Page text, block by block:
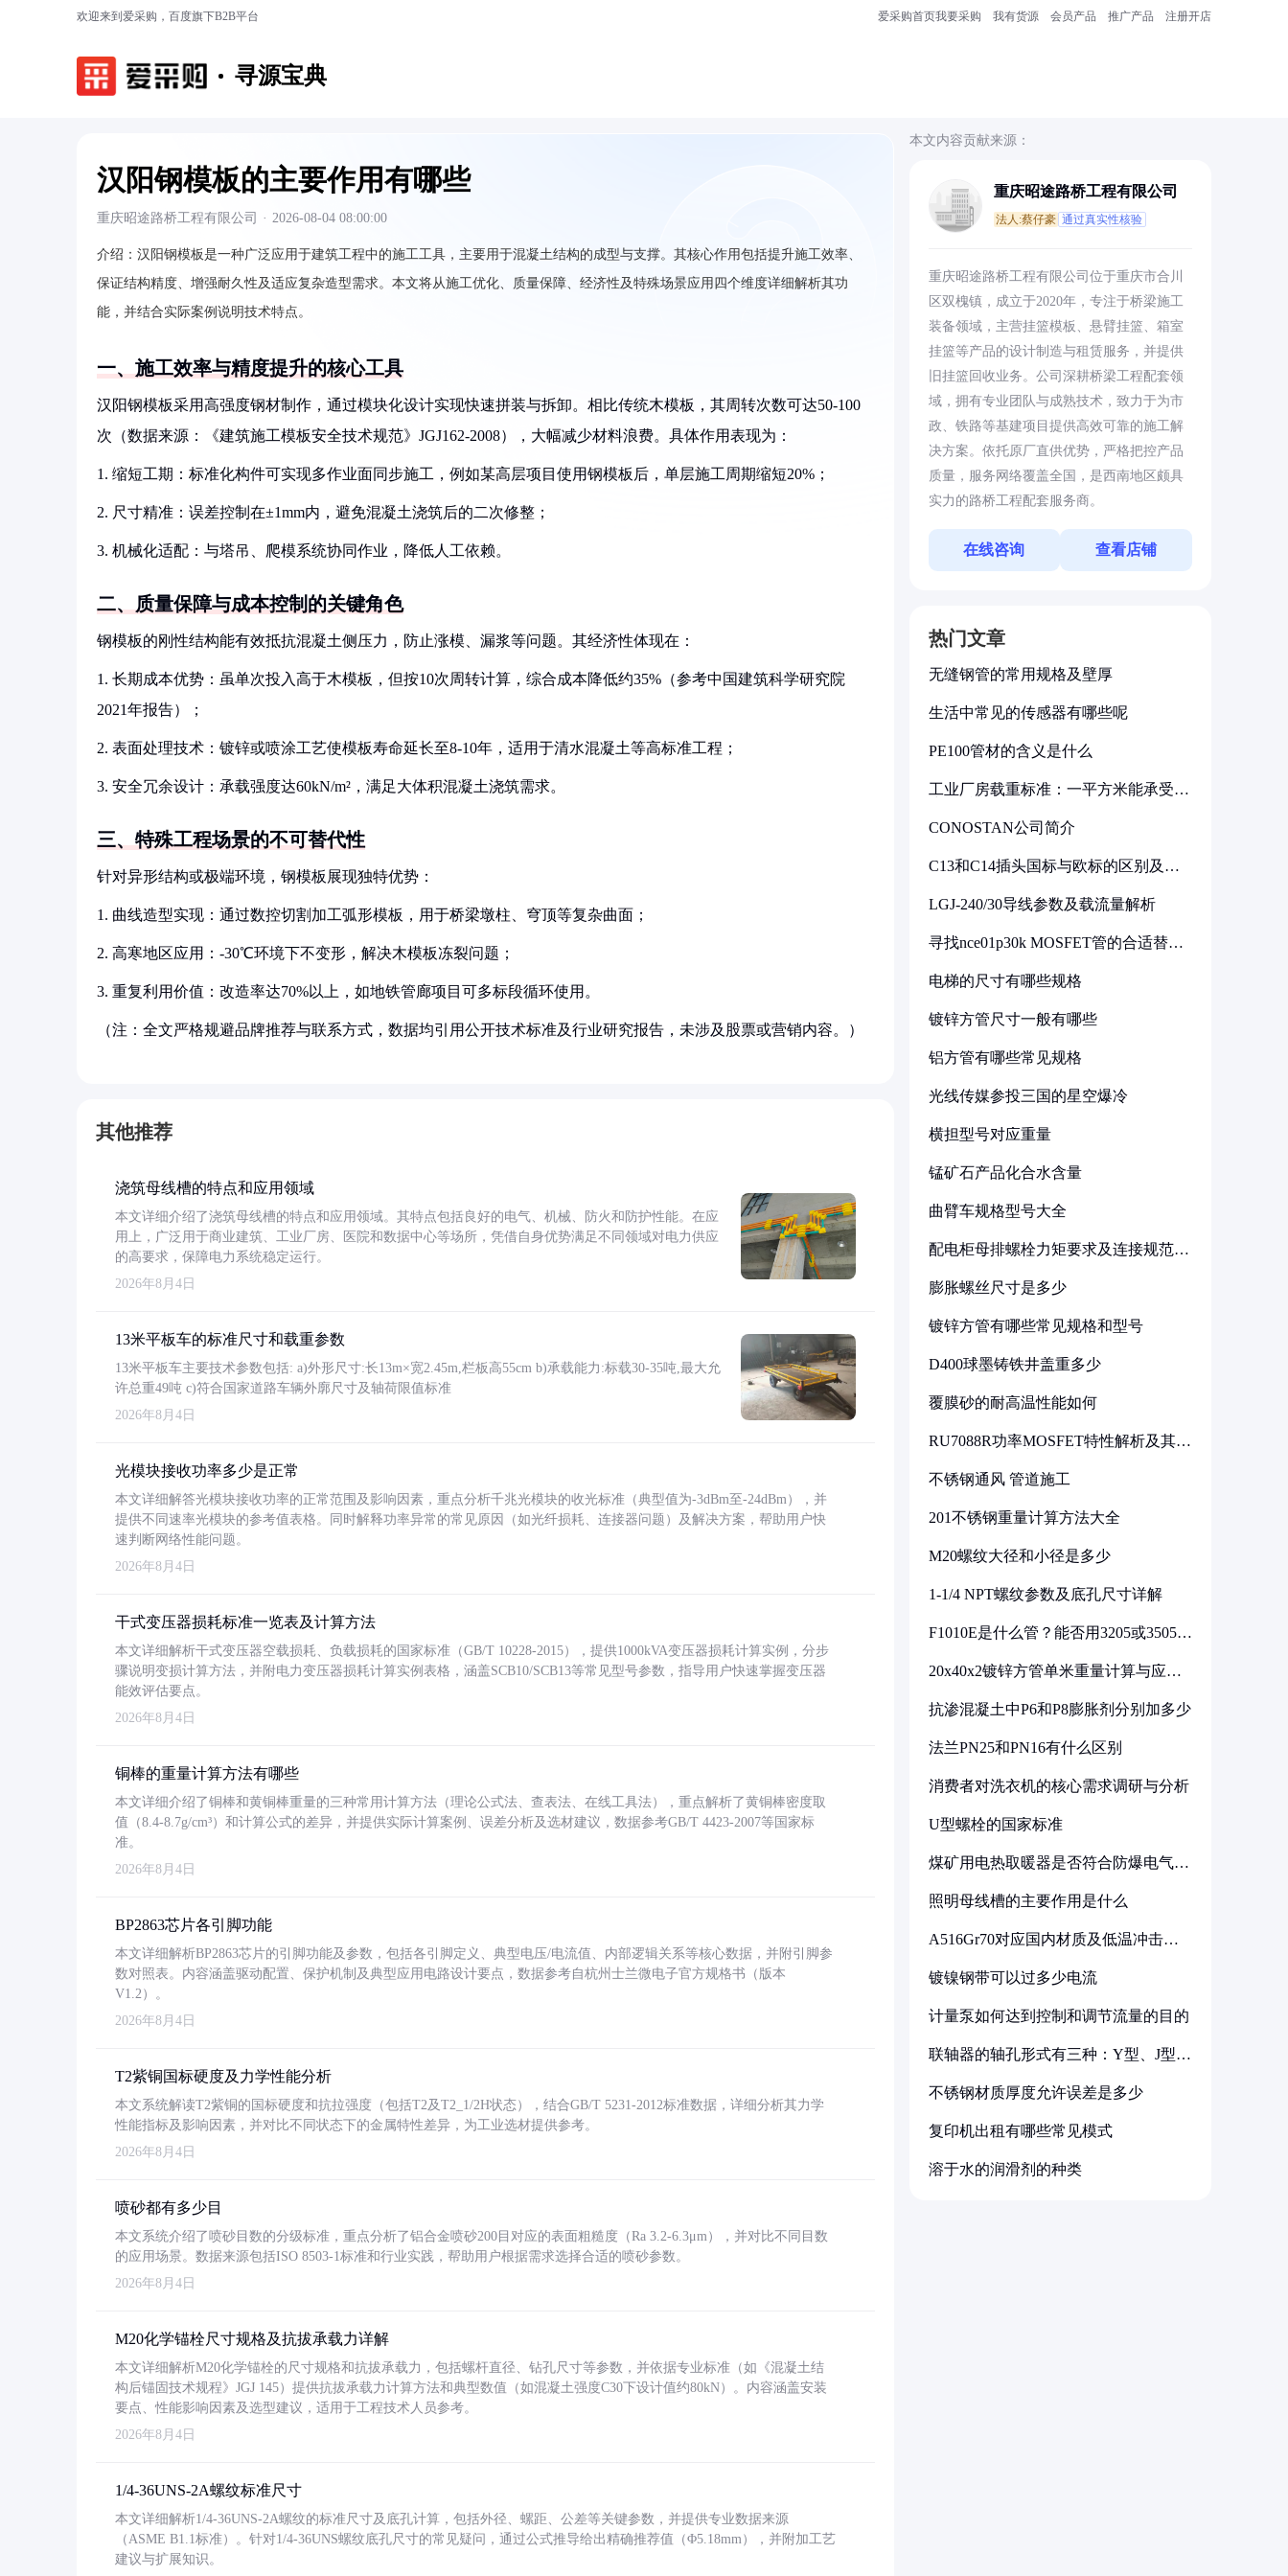
欢迎来到爱采购，百度旗下B2B平台 爱采购首页我要采购 我有货源 会员产品 推广产品 注册开店
寻源宝典
汉阳钢模板的主要作用有哪些
重庆昭途路桥工程有限公司 · 2026-08-04 08:00:00
介绍： 汉阳钢模板是一种广泛应用于建筑工程中的施工工具，主要用于混凝土结构的成型与支撑。其核心作用包括提升施工效率、
保证结构精度、增强耐久性及适应复杂造型需求。本文将从施工优化、质量保障、经济性及特殊场景应用四个维度详细解析其功
能，并结合实际案例说明技术特点。
一、施工效率与精度提升的核心工具
汉阳钢模板采用高强度钢材制作，通过模块化设计实现快速拼装与拆卸。相比传统木模板，其周转次数可达50-100
次（数据来源：《建筑施工模板安全技术规范》JGJ162-2008），大幅减少材料浪费。具体作用表现为：
1. 缩短工期：标准化构件可实现多作业面同步施工，例如某高层项目使用钢模板后，单层施工周期缩短20%；
2. 尺寸精准：误差控制在±1mm内，避免混凝土浇筑后的二次修整；
3. 机械化适配：与塔吊、爬模系统协同作业，降低人工依赖。
二、质量保障与成本控制的关键角色
钢模板的刚性结构能有效抵抗混凝土侧压力，防止涨模、漏浆等问题。其经济性体现在：
1. 长期成本优势：虽单次投入高于木模板，但按10次周转计算，综合成本降低约35%（参考中国建筑科学研究院
2021年报告）；
2. 表面处理技术：镀锌或喷涂工艺使模板寿命延长至8-10年，适用于清水混凝土等高标准工程；
3. 安全冗余设计：承载强度达60kN/m²，满足大体积混凝土浇筑需求。
三、特殊工程场景的不可替代性
针对异形结构或极端环境，钢模板展现独特优势：
1. 曲线造型实现：通过数控切割加工弧形模板，用于桥梁墩柱、穹顶等复杂曲面；
2. 高寒地区应用：-30℃环境下不变形，解决木模板冻裂问题；
3. 重复利用价值：改造率达70%以上，如地铁管廊项目可多标段循环使用。
（注：全文严格规避品牌推荐与联系方式，数据均引用公开技术标准及行业研究报告，未涉及股票或营销内容。）
其他推荐
浇筑母线槽的特点和应用领域
本文详细介绍了浇筑母线槽的特点和应用领域。其特点包括良好的电气、机械、防火和防护性能。在应
用上，广泛用于商业建筑、工业厂房、医院和数据中心等场所，凭借自身优势满足不同领域对电力供应
的高要求，保障电力系统稳定运行。
2026年8月4日
13米平板车的标准尺寸和载重参数
13米平板车主要技术参数包括: a)外形尺寸:长13m×宽2.45m,栏板高55cm b)承载能力:标载30-35吨,最大允
许总重49吨 c)符合国家道路车辆外廓尺寸及轴荷限值标准
2026年8月4日
光模块接收功率多少是正常
本文详细解答光模块接收功率的正常范围及影响因素，重点分析千兆光模块的收光标准（典型值为-3dBm至-24dBm），并
提供不同速率光模块的参考值表格。同时解释功率异常的常见原因（如光纤损耗、连接器问题）及解决方案，帮助用户快
速判断网络性能问题。
2026年8月4日
干式变压器损耗标准一览表及计算方法
本文详细解析干式变压器空载损耗、负载损耗的国家标准（GB/T 10228-2015），提供1000kVA变压器损耗计算实例，分步
骤说明变损计算方法，并附电力变压器损耗计算实例表格，涵盖SCB10/SCB13等常见型号参数，指导用户快速掌握变压器
能效评估要点。
2026年8月4日
铜棒的重量计算方法有哪些
本文详细介绍了铜棒和黄铜棒重量的三种常用计算方法（理论公式法、查表法、在线工具法），重点解析了黄铜棒密度取
值（8.4-8.7g/cm³）和计算公式的差异，并提供实际计算案例、误差分析及选材建议，数据参考GB/T 4423-2007等国家标
准。
2026年8月4日
BP2863芯片各引脚功能
本文详细解析BP2863芯片的引脚功能及参数，包括各引脚定义、典型电压/电流值、内部逻辑关系等核心数据，并附引脚参
数对照表。内容涵盖驱动配置、保护机制及典型应用电路设计要点，数据参考自杭州士兰微电子官方规格书（版本
V1.2）。
2026年8月4日
T2紫铜国标硬度及力学性能分析
本文系统解读T2紫铜的国标硬度和抗拉强度（包括T2及T2_1/2H状态），结合GB/T 5231-2012标准数据，详细分析其力学
性能指标及影响因素，并对比不同状态下的金属特性差异，为工业选材提供参考。
2026年8月4日
喷砂都有多少目
本文系统介绍了喷砂目数的分级标准，重点分析了铝合金喷砂200目对应的表面粗糙度（Ra 3.2-6.3μm），并对比不同目数
的应用场景。数据来源包括ISO 8503-1标准和行业实践，帮助用户根据需求选择合适的喷砂参数。
2026年8月4日
M20化学锚栓尺寸规格及抗拔承载力详解
本文详细解析M20化学锚栓的尺寸规格和抗拔承载力，包括螺杆直径、钻孔尺寸等参数，并依据专业标准（如《混凝土结
构后锚固技术规程》JGJ 145）提供抗拔承载力计算方法和典型数值（如混凝土强度C30下设计值约80kN）。内容涵盖安装
要点、性能影响因素及选型建议，适用于工程技术人员参考。
2026年8月4日
1/4-36UNS-2A螺纹标准尺寸
本文详细解析1/4-36UNS-2A螺纹的标准尺寸及底孔计算，包括外径、螺距、公差等关键参数，并提供专业数据来源
（ASME B1.1标准）。针对1/4-36UNS螺纹底孔尺寸的常见疑问，通过公式推导给出精确推荐值（Φ5.18mm），并附加工艺
建议与扩展知识。
本文内容贡献来源：
重庆昭途路桥工程有限公司
法人:蔡仔豪 通过真实性核验
重庆昭途路桥工程有限公司位于重庆市合川
区双槐镇，成立于2020年，专注于桥梁施工
装备领域，主营挂篮模板、悬臂挂篮、箱室
挂篮等产品的设计制造与租赁服务，并提供
旧挂篮回收业务。公司深耕桥梁工程配套领
域，拥有专业团队与成熟技术，致力于为市
政、铁路等基建项目提供高效可靠的施工解
决方案。依托原厂直供优势，严格把控产品
质量，服务网络覆盖全国，是西南地区颇具
实力的路桥工程配套服务商。
在线咨询 查看店铺
热门文章
无缝钢管的常用规格及壁厚
生活中常见的传感器有哪些呢
PE100管材的含义是什么
工业厂房载重标准：一平方米能承受多
CONOSTAN公司简介
C13和C14插头国标与欧标的区别及其
LGJ-240/30导线参数及载流量解析
寻找nce01p30k MOSFET管的合适替代
电梯的尺寸有哪些规格
镀锌方管尺寸一般有哪些
铝方管有哪些常见规格
光线传媒参投三国的星空爆冷
横担型号对应重量
锰矿石产品化合水含量
曲臂车规格型号大全
配电柜母排螺栓力矩要求及连接规范详
膨胀螺丝尺寸是多少
镀锌方管有哪些常见规格和型号
D400球墨铸铁井盖重多少
覆膜砂的耐高温性能如何
RU7088R功率MOSFET特性解析及其在
不锈钢通风 管道施工
201不锈钢重量计算方法大全
M20螺纹大径和小径是多少
1-1/4 NPT螺纹参数及底孔尺寸详解
F1010E是什么管？能否用3205或3505代
20x40x2镀锌方管单米重量计算与应用
抗渗混凝土中P6和P8膨胀剂分别加多少
法兰PN25和PN16有什么区别
消费者对洗衣机的核心需求调研与分析
U型螺栓的国家标准
煤矿用电热取暖器是否符合防爆电气设
照明母线槽的主要作用是什么
A516Gr70对应国内材质及低温冲击要
镀镍钢带可以过多少电流
计量泵如何达到控制和调节流量的目的
联轴器的轴孔形式有三种：Y型、J型、
不锈钢材质厚度允许误差是多少
复印机出租有哪些常见模式
溶于水的润滑剂的种类